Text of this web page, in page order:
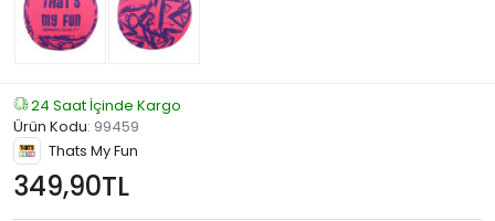
24 Saat İçinde Kargo
Ürün Kodu: 99459
Thats My Fun
349,90TL